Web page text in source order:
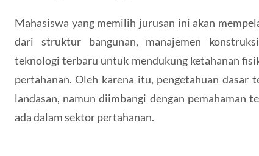
Mahasiswa yang memilih jurusan ini akan
dari struktur bangunan, manajemen
teknologi terbaru untuk mendukung ketahanan
pertahanan. Oleh karena itu, pengetahuan
landasan, namun diimbangi dengan pemahaman
ada dalam sektor pertahanan.